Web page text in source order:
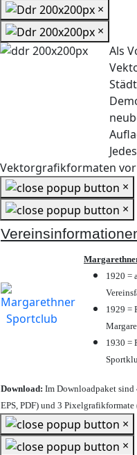
×
×
Als
Vektorgrafikformaten vor
×
×
1920 =
1929 =
1930 =
Download: Im Downloadpaket sind
EPS, PDF) und 3 Pixelgrafikformate
×
×